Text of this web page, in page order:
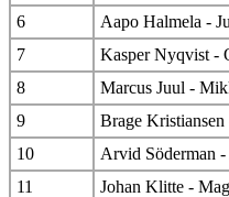
6
Aapo Halmela -
7
Kasper Nyqvist -
8
Marcus Juul -
9
Brage
10
Arvid Söderman
11
Johan Klitte -